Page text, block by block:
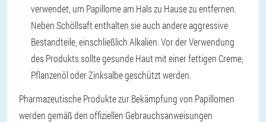
verwendet, um Papillome am Hals zu Hause zu entfernen.
Neben Schöllsaft enthalten sie auch andere aggressive
Bestandteile, einschließlich Alkalien. Vor der Verwendung
des Produkts sollte gesunde Haut mit einer fettigen Creme,
Pflanzenöl oder Zinksalbe geschützt werden.
Pharmazeutische Produkte zur Bekämpfung von Papillomen
werden gemäß den offiziellen Gebrauchsanweisungen